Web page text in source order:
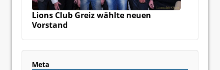
Lions Club Greiz wählte neuen
Vorstand
Meta